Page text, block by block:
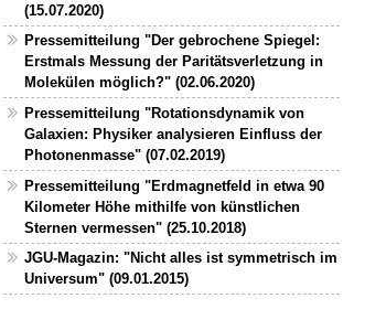
(15.07.2020)
Pressemitteilung "Der gebrochene Spiegel:
Erstmals Messung der Paritätsverletzung in
Molekülen möglich?" (02.06.2020)
Pressemitteilung "Rotationsdynamik von
Galaxien: Physiker analysieren Einfluss der
Photonenmasse" (07.02.2019)
Pressemitteilung "Erdmagnetfeld in etwa 90
Kilometer Höhe mithilfe von künstlichen
Sternen vermessen" (25.10.2018)
JGU-Magazin: "Nicht alles ist symmetrisch im
Universum" (09.01.2015)